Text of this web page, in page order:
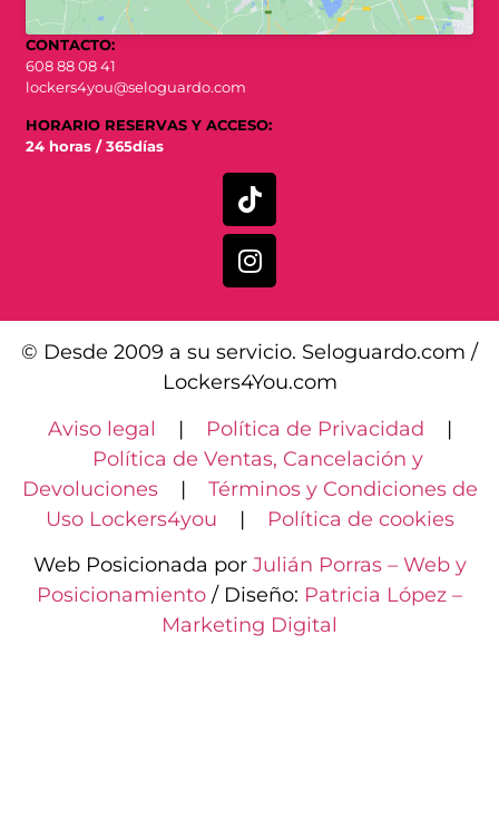
CONTACTO:
608 88 08 41
lockers4you@seloguardo.com
HORARIO RESERVAS Y ACCESO:
24 horas / 365días
© Desde 2009 a su servicio. Seloguardo.com /
Lockers4You.com
Aviso legal | Política de Privacidad |
Política de Ventas, Cancelación y
Devoluciones| Términos y Condiciones de
Uso Lockers4you |
Política de cookies
Web Posicionada por Julián Porras – Web y
Posicionamiento / Diseño: Patricia López –
Marketing Digital